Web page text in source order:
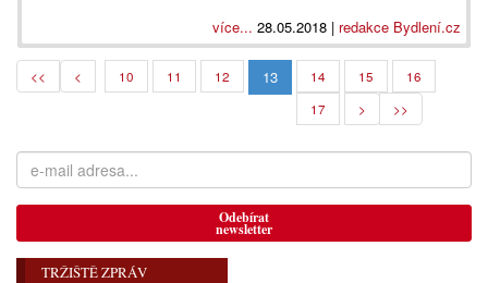
více... 28.05.2018 | redakce Bydlení.cz
<< < 10 11 12 13 14 15
16
17
> >>
Odebírat
newsletter
TRŽIŠTĚ ZPRÁV